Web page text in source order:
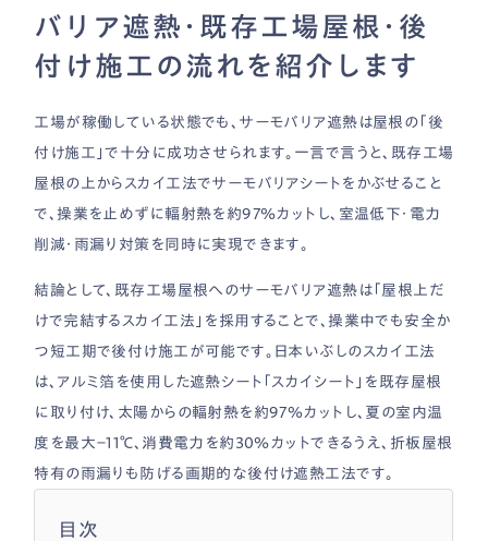
バリア遮熱・既存工場屋根・後
付け施工の流れを紹介します
工場が稼働している状態でも、サーモバリア遮熱は屋根の「後
付け施工」で十分に成功させられます。一言で言うと、既存工場
屋根の上からスカイ工法でサーモバリアシートをかぶせること
で、操業を止めずに輻射熱を約97％カットし、室温低下・電力
削減・雨漏り対策を同時に実現できます。
結論として、既存工場屋根へのサーモバリア遮熱は「屋根上だ
けで完結するスカイ工法」を採用することで、操業中でも安全か
つ短工期で後付け施工が可能です。日本いぶしのスカイ工法
は、アルミ箔を使用した遮熱シート「スカイシート」を既存屋根
に取り付け、太陽からの輻射熱を約97％カットし、夏の室内温
度を最大−11℃、消費電力を約30％カットできるうえ、折板屋根
特有の雨漏りも防げる画期的な後付け遮熱工法です。
目次